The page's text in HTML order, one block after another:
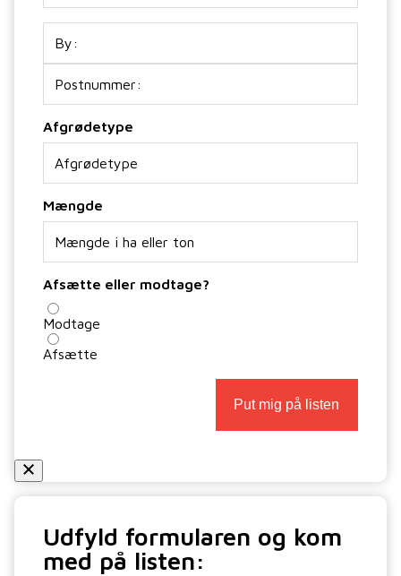
Afgrødetype
Mængde
Afsætte eller modtage?
Modtage
Afsætte
Udfyld formularen og kom
med på listen: